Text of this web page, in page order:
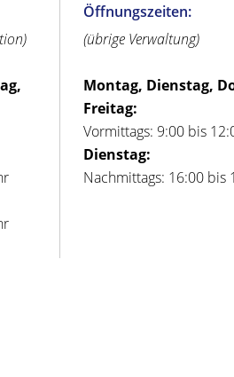
Öffnungszeiten:
(übrige Verwaltung)
Montag, Dienstag,
Freitag:
Vormittags: 9:00 bis
Dienstag:
Nachmittags: 16:00 bis